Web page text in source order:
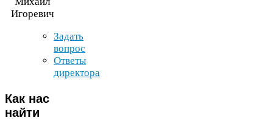
Игоревич
Задать
вопрос
Ответы
директора
Как нас
найти